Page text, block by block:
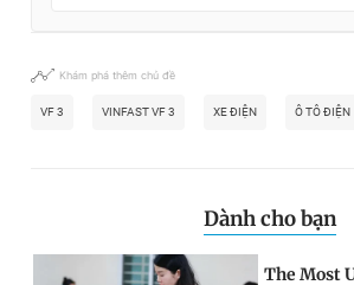
Khám phá thêm chủ đề
VF 3 VINFAST VF 3 XE ĐIỆN Ô TÔ ĐIỆN